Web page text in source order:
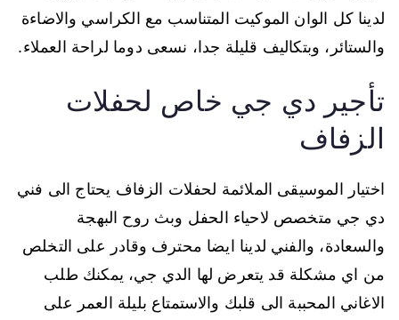
لدينا كل الوان الموكيت المتناسب مع الكراسي والاضاءة
والستائر، وبتكاليف قليلة جدا، نسعى دوما لراحة العملاء.
تأجير دي جي خاص لحفلات
الزفاف
اختيار الموسيقى الملائمة لحفلات الزفاف يحتاج الى فني
دي جي متخصص لاحياء الحفل وبث روح البهجة
والسعادة، والفني لدينا ايضا محترف وقادر على التخلص
من اي مشكلة قد يتعرض لها الدي جي، يمكنك طلب
الاغاني المحببة الى قلبك والاستمتاع بليلة العمر على